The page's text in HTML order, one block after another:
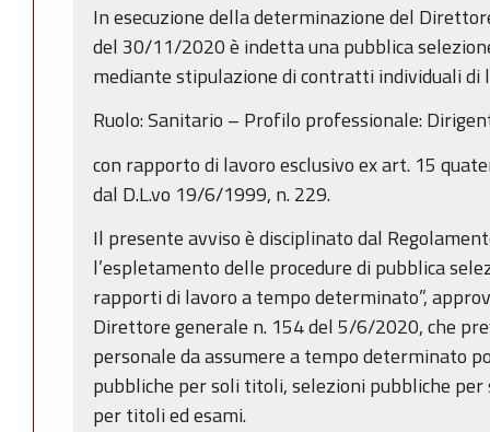
In esecuzione della determinazione del
del 30/11/2020 è indetta una pubblica
mediante stipulazione di contratti individuali
Ruolo: Sanitario – Profilo professionale:
con rapporto di lavoro esclusivo ex art. 15
dal D.L.vo 19/6/1999, n. 229.
Il presente avviso è disciplinato dal
l’espletamento delle procedure di pubblica
rapporti di lavoro a tempo determinato”,
Direttore generale n. 154 del 5/6/2020, che
personale da assumere a tempo determinato
pubbliche per soli titoli, selezioni pubbliche
per titoli ed esami.